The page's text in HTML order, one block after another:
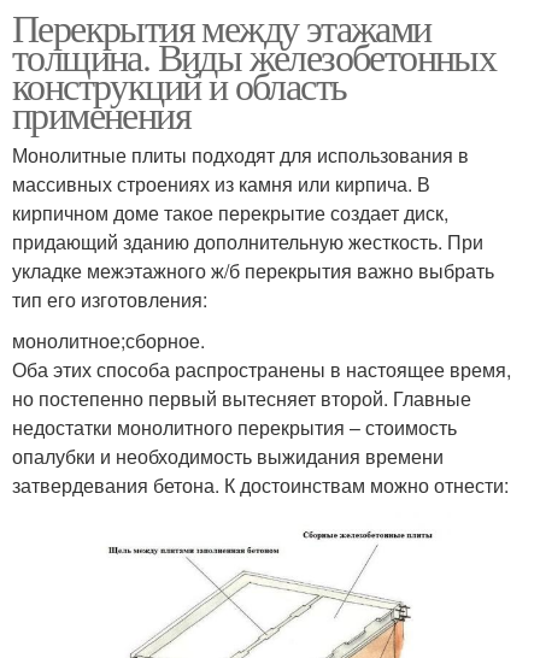
Перекрытия между этажами
толщина. Виды железобетонных
конструкций и область
применения
Монолитные плиты подходят для использования в
массивных строениях из камня или кирпича. В
кирпичном доме такое перекрытие создает диск,
придающий зданию дополнительную жесткость. При
укладке межэтажного ж/б перекрытия важно выбрать
тип его изготовления:
монолитное;сборное.
Оба этих способа распространены в настоящее время,
но постепенно первый вытесняет второй. Главные
недостатки монолитного перекрытия – стоимость
опалубки и необходимость выжидания времени
затвердевания бетона. К достоинствам можно отнести: